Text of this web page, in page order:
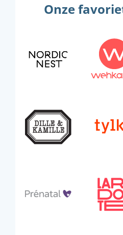
Onze